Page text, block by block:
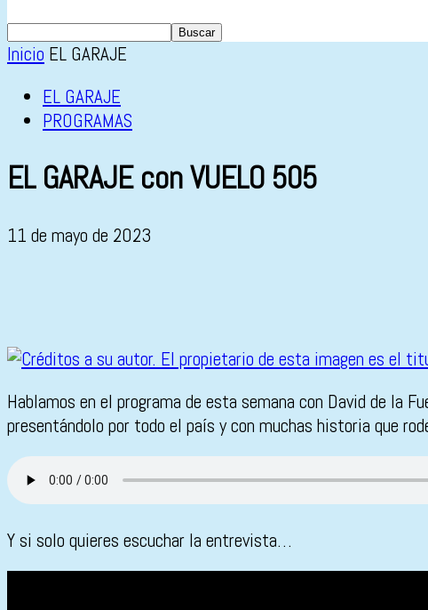
Inicio EL GARAJE
EL GARAJE
PROGRAMAS
EL GARAJE con VUELO 505
11 de mayo de 2023
Hablamos en el programa de esta semana con David de la
presentándolo por todo el país y con muchas historia que
Y si solo quieres escuchar la entrevista…